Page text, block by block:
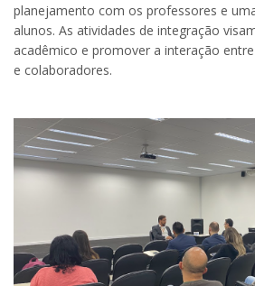
planejamento com os professores e
alunos. As atividades de integração
acadêmico e promover a interação
e colaboradores.